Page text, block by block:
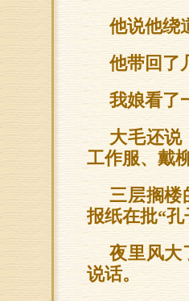
他说他绕
他带回了
我娘看了
大毛还说
工作服、戴
三层搁楼
报纸在批“
夜里风大
说话。